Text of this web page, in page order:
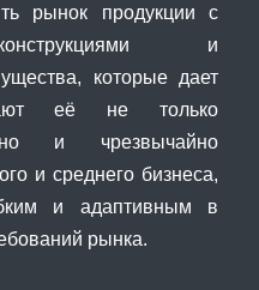
рынок продукции с
и
которые дает
её не только
но и чрезвычайно
и среднего бизнеса,
и адаптивным в
рынка.